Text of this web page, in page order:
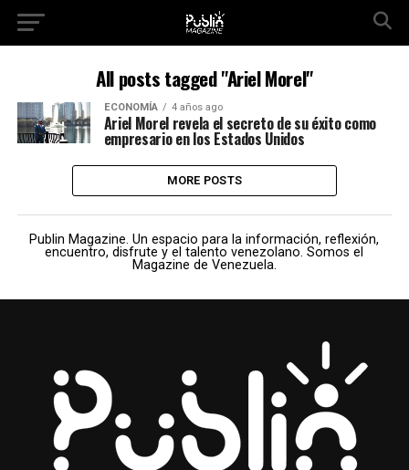
All posts tagged "Ariel Morel"
ECONOMÍA 4 años ago
Ariel Morel revela el secreto de su éxito como
empresario en los Estados Unidos
MORE POSTS
Publin Magazine. Un espacio para la información, reflexión,
encuentro, disfrute y el talento venezolano. Somos el
Magazine de Venezuela.